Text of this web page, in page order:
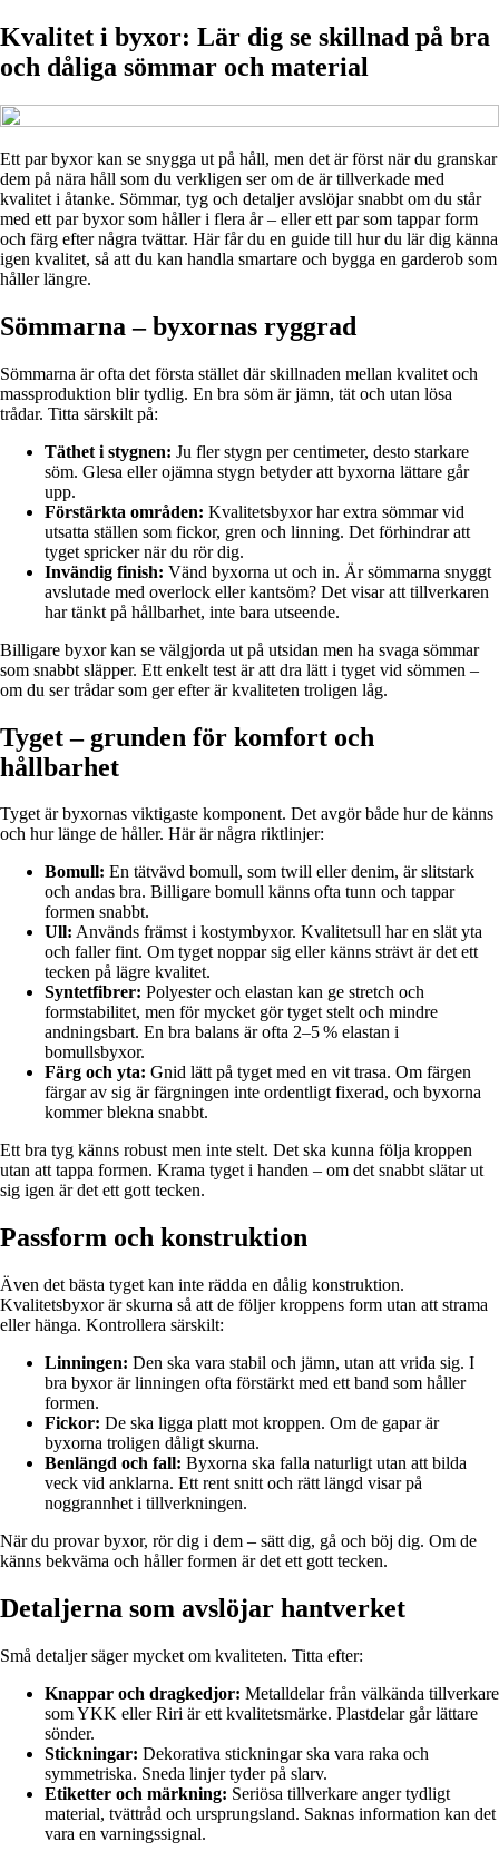
Kvalitet i byxor: Lär dig se skillnad på bra
och dåliga sömmar och material
Ett par byxor kan se snygga ut på håll, men det är först när du granskar
dem på nära håll som du verkligen ser om de är tillverkade med
kvalitet i åtanke. Sömmar, tyg och detaljer avslöjar snabbt om du står
med ett par byxor som håller i flera år – eller ett par som tappar form
och färg efter några tvättar. Här får du en guide till hur du lär dig känna
igen kvalitet, så att du kan handla smartare och bygga en garderob som
håller längre.
Sömmarna – byxornas ryggrad
Sömmarna är ofta det första stället där skillnaden mellan kvalitet och
massproduktion blir tydlig. En bra söm är jämn, tät och utan lösa
trådar. Titta särskilt på:
Täthet i stygnen: Ju fler stygn per centimeter, desto starkare
söm. Glesa eller ojämna stygn betyder att byxorna lättare går
upp.
Förstärkta områden: Kvalitetsbyxor har extra sömmar vid
utsatta ställen som fickor, gren och linning. Det förhindrar att
tyget spricker när du rör dig.
Invändig finish: Vänd byxorna ut och in. Är sömmarna snyggt
avslutade med overlock eller kantsöm? Det visar att tillverkaren
har tänkt på hållbarhet, inte bara utseende.
Billigare byxor kan se välgjorda ut på utsidan men ha svaga sömmar
som snabbt släpper. Ett enkelt test är att dra lätt i tyget vid sömmen –
om du ser trådar som ger efter är kvaliteten troligen låg.
Tyget – grunden för komfort och
hållbarhet
Tyget är byxornas viktigaste komponent. Det avgör både hur de känns
och hur länge de håller. Här är några riktlinjer:
Bomull: En tätvävd bomull, som twill eller denim, är slitstark
och andas bra. Billigare bomull känns ofta tunn och tappar
formen snabbt.
Ull: Används främst i kostymbyxor. Kvalitetsull har en slät yta
och faller fint. Om tyget noppar sig eller känns strävt är det ett
tecken på lägre kvalitet.
Syntetfibrer: Polyester och elastan kan ge stretch och
formstabilitet, men för mycket gör tyget stelt och mindre
andningsbart. En bra balans är ofta 2–5 % elastan i
bomullsbyxor.
Färg och yta: Gnid lätt på tyget med en vit trasa. Om färgen
färgar av sig är färgningen inte ordentligt fixerad, och byxorna
kommer blekna snabbt.
Ett bra tyg känns robust men inte stelt. Det ska kunna följa kroppen
utan att tappa formen. Krama tyget i handen – om det snabbt slätar ut
sig igen är det ett gott tecken.
Passform och konstruktion
Även det bästa tyget kan inte rädda en dålig konstruktion.
Kvalitetsbyxor är skurna så att de följer kroppens form utan att strama
eller hänga. Kontrollera särskilt:
Linningen: Den ska vara stabil och jämn, utan att vrida sig. I
bra byxor är linningen ofta förstärkt med ett band som håller
formen.
Fickor: De ska ligga platt mot kroppen. Om de gapar är
byxorna troligen dåligt skurna.
Benlängd och fall: Byxorna ska falla naturligt utan att bilda
veck vid anklarna. Ett rent snitt och rätt längd visar på
noggrannhet i tillverkningen.
När du provar byxor, rör dig i dem – sätt dig, gå och böj dig. Om de
känns bekväma och håller formen är det ett gott tecken.
Detaljerna som avslöjar hantverket
Små detaljer säger mycket om kvaliteten. Titta efter:
Knappar och dragkedjor: Metalldelar från välkända tillverkare
som YKK eller Riri är ett kvalitetsmärke. Plastdelar går lättare
sönder.
Stickningar: Dekorativa stickningar ska vara raka och
symmetriska. Sneda linjer tyder på slarv.
Etiketter och märkning: Seriösa tillverkare anger tydligt
material, tvättråd och ursprungsland. Saknas information kan det
vara en varningssignal.